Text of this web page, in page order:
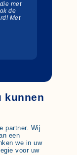
met
de
Met
kunnen
partner. Wij
een
we in uw
voor uw